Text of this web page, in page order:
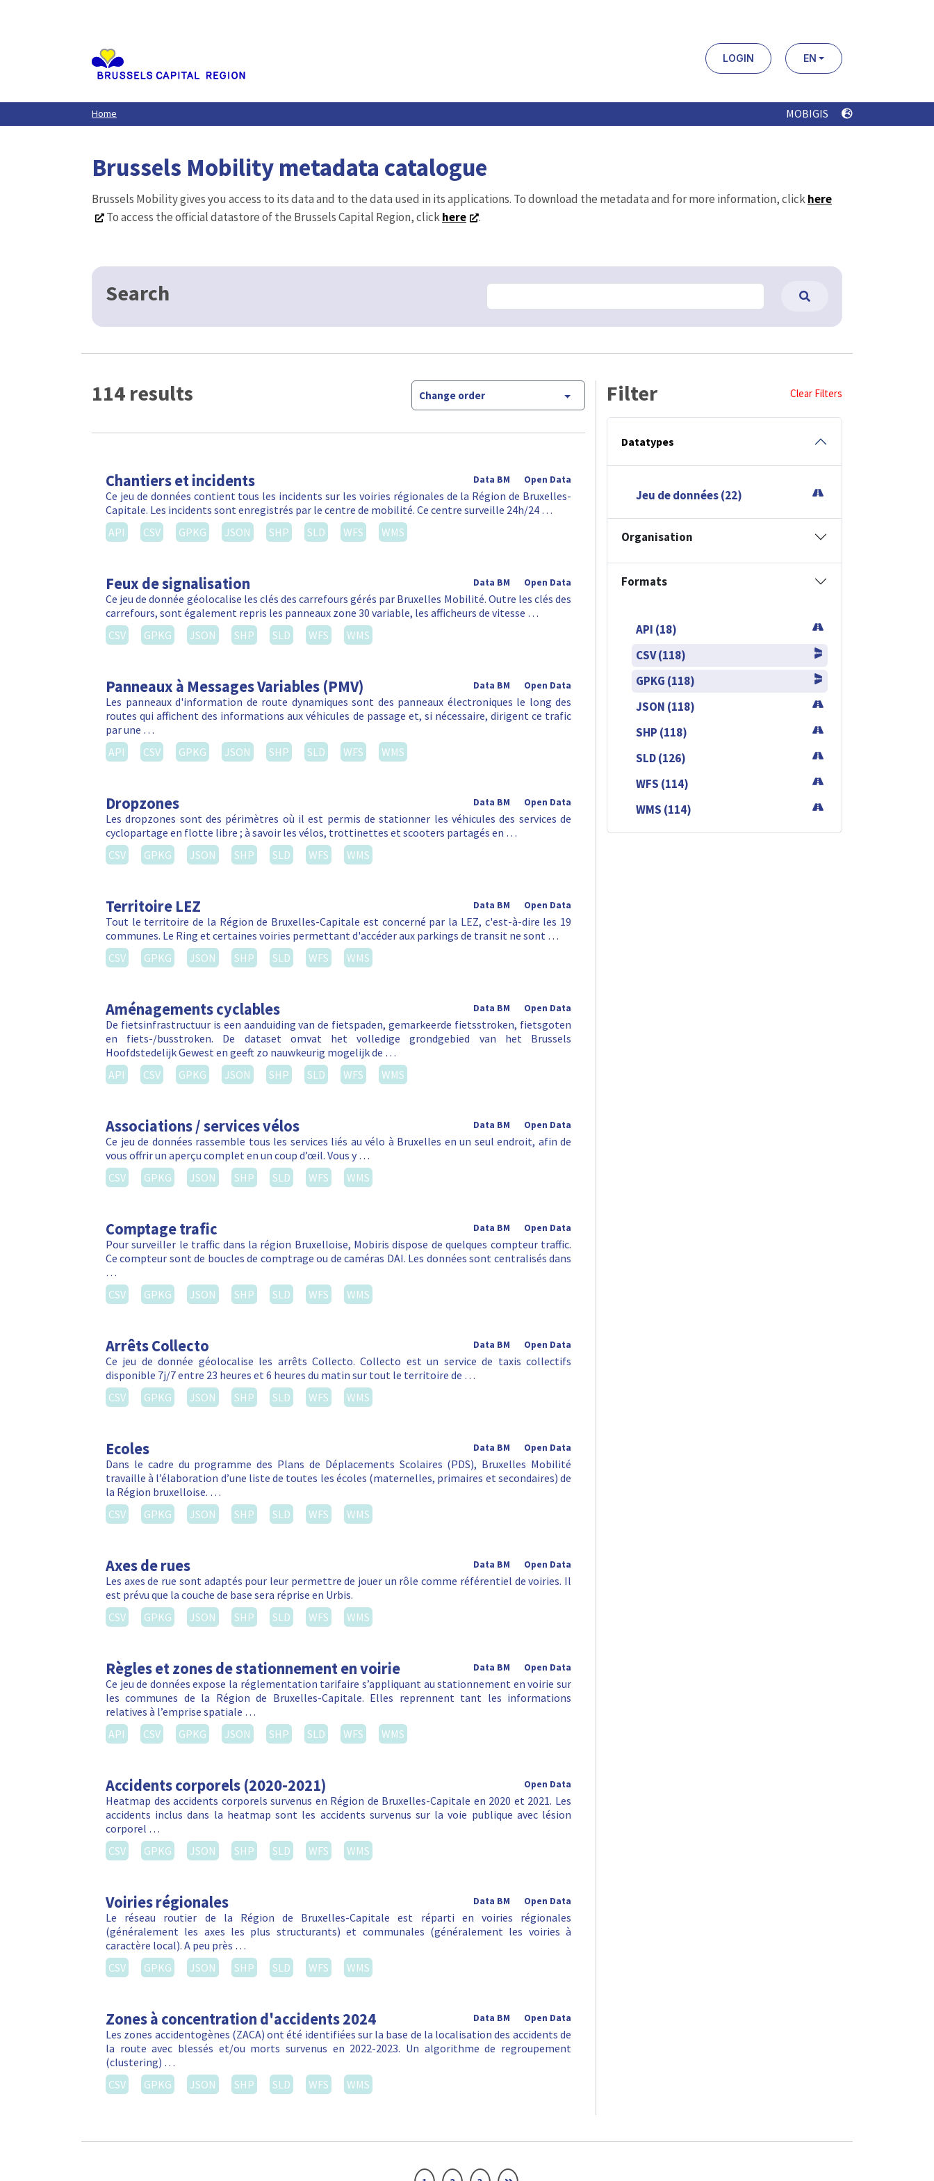
LOGIN EN
Home MOBIGIS
Brussels Mobility metadata catalogue
Brussels Mobility gives you access to its data and to the data used in its applications. To download the metadata and for more information, clickhere
To access the official datastore of the Brussels Capital Region, clickhere .
Search
114 results Change order
Chantiers et incidents Open Data
Data BM
Ce jeu de données contient tous les incidents sur les voiries régionales de la Région de Bruxelles-
Capitale. Les incidents sont enregistrés par le centre de mobilité. Ce centre surveille 24h/24 …
API
CSV GPKG JSON SHP SLD WFS WMS
Feux de signalisation Open Data
Data BM
Ce jeu de donnée géolocalise les clés des carrefours gérés par Bruxelles Mobilité. Outre les clés des
carrefours, sont également repris les panneaux zone 30 variable, les afficheurs de vitesse …
CSV
GPKG JSON SHP SLD WFS WMS
Panneaux à Messages Variables (PMV) Open Data
Data BM
Les panneaux d'information de route dynamiques sont des panneaux électroniques le long des
routes qui affichent des informations aux véhicules de passage et, si nécessaire, dirigent ce trafic
par une …
API
CSV GPKG JSON SHP SLD WFS WMS
Dropzones Open Data
Data BM
Les dropzones sont des périmètres où il est permis de stationner les véhicules des services de
cyclopartage en flotte libre ; à savoir les vélos, trottinettes et scooters partagés en …
CSV
GPKG JSON SHP SLD WFS WMS
Territoire LEZ Open Data
Data BM
Tout le territoire de la Région de Bruxelles-Capitale est concerné par la LEZ, c'est-à-dire les 19
communes. Le Ring et certaines voiries permettant d'accéder aux parkings de transit ne sont …
CSV
GPKG JSON SHP SLD WFS WMS
Aménagements cyclables Open Data
Data BM
De fietsinfrastructuur is een aanduiding van de fietspaden, gemarkeerde fietsstroken, fietsgoten
en fiets-/busstroken. De dataset omvat het volledige grondgebied van het Brussels
Hoofdstedelijk Gewest en geeft zo nauwkeurig mogelijk de …
API
CSV GPKG JSON SHP SLD WFS WMS
Associations / services vélos Open Data
Data BM
Ce jeu de données rassemble tous les services liés au vélo à Bruxelles en un seul endroit, afin de
vous offrir un aperçu complet en un coup d’œil. Vous y …
CSV
GPKG JSON SHP SLD WFS WMS
Comptage trafic Open Data
Data BM
Pour surveiller le traffic dans la région Bruxelloise, Mobiris dispose de quelques compteur traffic.
Ce compteur sont de boucles de comptrage ou de caméras DAI. Les données sont centralisés dans
…
CSV
GPKG JSON SHP SLD WFS WMS
Arrêts Collecto Open Data
Data BM
Ce jeu de donnée géolocalise les arrêts Collecto. Collecto est un service de taxis collectifs
disponible 7j/7 entre 23 heures et 6 heures du matin sur tout le territoire de …
CSV
GPKG JSON SHP SLD WFS WMS
Ecoles Open Data
Data BM
Dans le cadre du programme des Plans de Déplacements Scolaires (PDS), Bruxelles Mobilité
travaille à l’élaboration d’une liste de toutes les écoles (maternelles, primaires et secondaires) de
la Région bruxelloise. …
CSV
GPKG JSON SHP SLD WFS WMS
Axes de rues Open Data
Data BM
Les axes de rue sont adaptés pour leur permettre de jouer un rôle comme référentiel de voiries. Il
est prévu que la couche de base sera réprise en Urbis.
CSV
GPKG JSON SHP SLD WFS WMS
Règles et zones de stationnement en voirie Open Data
Data BM
Ce jeu de données expose la réglementation tarifaire s’appliquant au stationnement en voirie sur
les communes de la Région de Bruxelles-Capitale. Elles reprennent tant les informations
relatives à l’emprise spatiale …
API
CSV GPKG JSON SHP SLD WFS WMS
Accidents corporels (2020-2021) Open Data
Heatmap des accidents corporels survenus en Région de Bruxelles-Capitale en 2020 et 2021. Les
accidents inclus dans la heatmap sont les accidents survenus sur la voie publique avec lésion
corporel …
CSV
GPKG JSON SHP SLD WFS WMS
Voiries régionales Open Data
Data BM
Le réseau routier de la Région de Bruxelles-Capitale est réparti en voiries régionales
(généralement les axes les plus structurants) et communales (généralement les voiries à
caractère local). A peu près …
CSV
GPKG JSON SHP SLD WFS WMS
Zones à concentration d'accidents 2024 Open Data
Data BM
Les zones accidentogènes (ZACA) ont été identifiées sur la base de la localisation des accidents de
la route avec blessés et/ou morts survenus en 2022-2023. Un algorithme de regroupement
(clustering) …
CSV
GPKG JSON SHP SLD WFS WMS
Filter Clear Filters
Datatypes
Jeu de données (22)
Organisation
Formats
API (18)
CSV (118)
GPKG (118)
JSON (118)
SHP (118)
SLD (126)
WFS (114)
WMS (114)